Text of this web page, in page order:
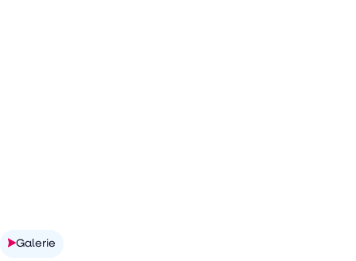
Galerie